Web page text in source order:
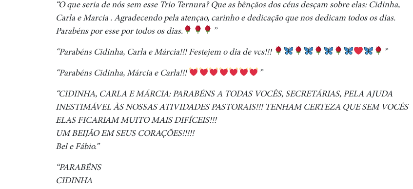
“O que seria de nós sem esse Trio Ternura? Que as bênçãos dos céus desçam sobre elas: Cidinha,
Carla e Marcia . Agradecendo pela atençao, carinho e dedicação que nos dedicam todos os dias.
Parabéns por esse por todos os dias.
”
“Parabéns Cidinha, Carla e Márcia!!! Festejem o dia de vcs!!! ”
“Parabéns Cidinha, Márcia e Carla!!! ”
“CIDINHA, CARLA E MÁRCIA: PARABÉNS A TODAS VOCÊS, SECRETÁRIAS, PELA AJUDA
INESTIMÁVEL ÀS NOSSAS ATIVIDADES PASTORAIS!!! TENHAM CERTEZA QUE SEM VOCÊS
ELAS FICARIAM MUITO MAIS DIFÍCEIS!!!
UM BEIJÃO EM SEUS CORAÇÕES!!!!!
Bel e Fábio.”
“PARABÉNS
CIDINHA